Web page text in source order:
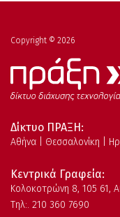
Copyright © 2026
Δίκτυο ΠΡΑΞΗ:
Αθήνα | Θεσσαλονίκη |
Κεντρικά Γραφεία:
Kολοκοτρώνη 8, 105 61,
Τηλ:. 210 360 7690